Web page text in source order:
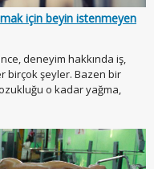
için beyin istenmeyen
deneyim hakkında iş,
birçok şeyler. Bazen bir
o kadar yağma,